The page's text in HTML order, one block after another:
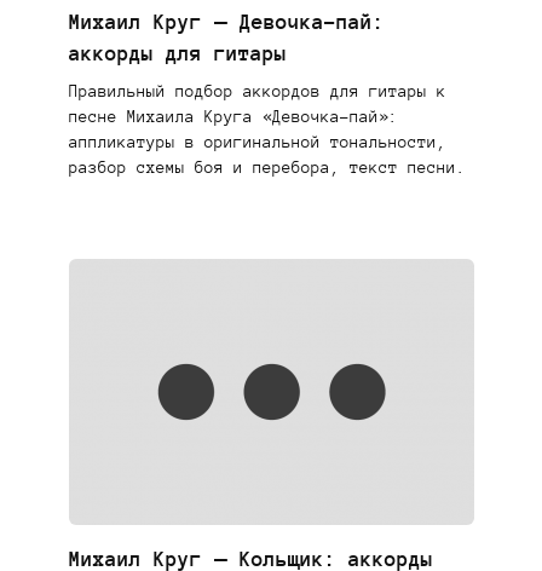
Михаил Круг — Девочка-пай:
аккорды для гитары
Правильный подбор аккордов для гитары к
песне Михаила Круга «Девочка-пай»:
аппликатуры в оригинальной тональности,
разбор схемы боя и перебора, текст песни.
Михаил Круг — Кольщик: аккорды